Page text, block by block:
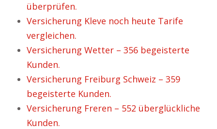
überprüfen.
Versicherung Kleve noch heute Tarife
vergleichen.
Versicherung Wetter – 356 begeisterte
Kunden.
Versicherung Freiburg Schweiz – 359
begeisterte Kunden.
Versicherung Freren – 552 überglückliche
Kunden.